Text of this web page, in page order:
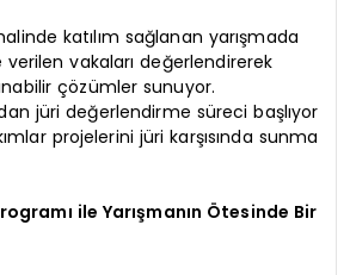
katılım sağlanan yarışmada
vakaları değerlendirerek
çözümler sunuyor.
jüri değerlendirme süreci başlıyor
projelerini jüri karşısında sunma
ile Yarışmanın Ötesinde Bir